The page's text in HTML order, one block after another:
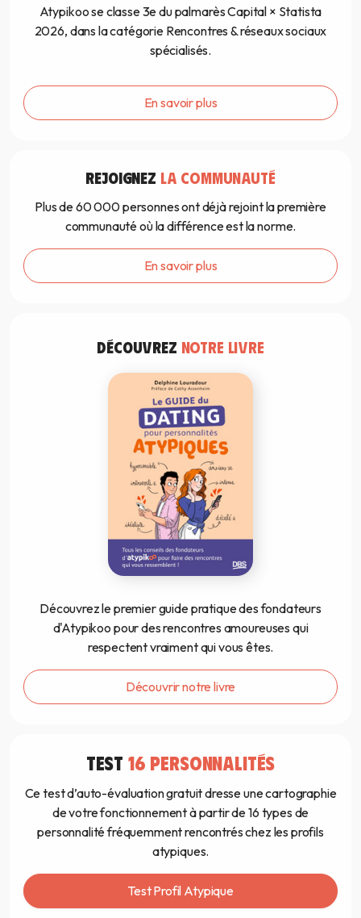
Atypikoo se classe 3e du palmarès Capital × Statista
2026, dans la catégorie Rencontres & réseaux sociaux
spécialisés.
En savoir plus
REJOIGNEZ LA COMMUNAUTÉ
Plus de 60 000 personnes ont déjà rejoint la première
communauté où la différence est la norme.
En savoir plus
DÉCOUVREZ NOTRE LIVRE
Découvrez le premier guide pratique des fondateurs
d'Atypikoo pour des rencontres amoureuses qui
respectent vraiment qui vous êtes.
Découvrir notre livre
TEST 16 PERSONNALITÉS
Ce test d’auto-évaluation gratuit dresse une cartographie
de votre fonctionnement à partir de 16 types de
personnalité fréquemment rencontrés chez les profils
atypiques.
Test Profil Atypique